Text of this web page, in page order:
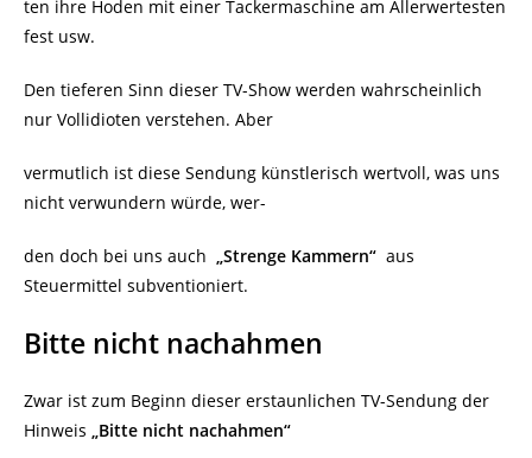
ten ihre Hoden mit einer Tackermaschine am Allerwertesten
fest usw.
Den tieferen Sinn dieser TV-Show werden wahrscheinlich
nur Vollidioten verstehen. Aber
vermutlich ist diese Sendung künstlerisch wertvoll, was uns
nicht verwundern würde, wer-
den doch bei uns auch „Strenge Kammern“ aus
Steuermittel subventioniert.
Bitte nicht nachahmen
Zwar ist zum Beginn dieser erstaunlichen TV-Sendung der
Hinweis „Bitte nicht nachahmen“